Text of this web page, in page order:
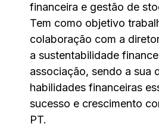
financeira e gestão de
Tem como objetivo
colaboração com a
a sustentabilidade
associação, sendo a sua
habilidades financeiras
sucesso e crescimento
PT.